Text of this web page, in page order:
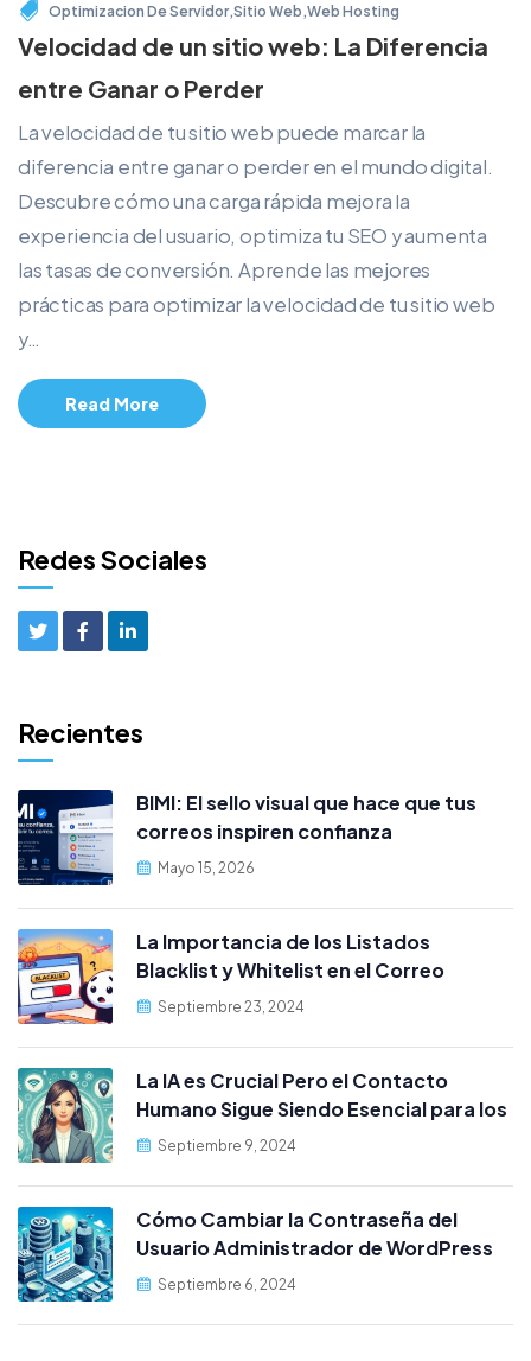
Optimizacion De Servidor,Sitio Web ,Web Hosting
Velocidad de un sitio web: La Diferencia
entre Ganar o Perder
La velocidad de tu sitio web puede marcar la
diferencia entre ganar o perder en el mundo digital.
Descubre cómo una carga rápida mejora la
experiencia del usuario, optimiza tu SEO y aumenta
las tasas de conversión. Aprende las mejores
prácticas para optimizar la velocidad de tu sitio web
y…
Read More
Redes Sociales
Recientes
BIMI: El sello visual que hace que tus
correos inspiren confianza
Mayo 15, 2026
La Importancia de los Listados
Blacklist y Whitelist en el Correo
Electrónico cPanel
Septiembre 23, 2024
La IA es Crucial Pero el Contacto
Humano Sigue Siendo Esencial para los
Clientes
Septiembre 9, 2024
Cómo Cambiar la Contraseña del
Usuario Administrador de WordPress
desde MySQL
Septiembre 6, 2024